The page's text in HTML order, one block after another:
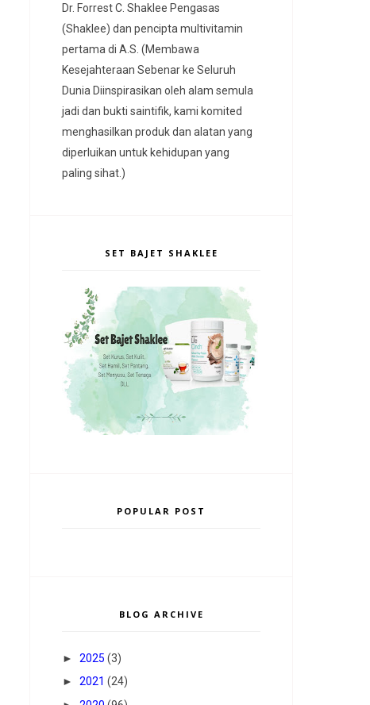
Dr. Forrest C. Shaklee Pengasas
(Shaklee) dan pencipta multivitamin
pertama di A.S. (Membawa
Kesejahteraan Sebenar ke Seluruh
Dunia Diinspirasikan oleh alam semula
jadi dan bukti saintifik, kami komited
menghasilkan produk dan alatan yang
diperluikan untuk kehidupan yang
paling sihat.)
SET BAJET SHAKLEE
POPULAR POST
BLOG ARCHIVE
► 2025 (3)
► 2021 (24)